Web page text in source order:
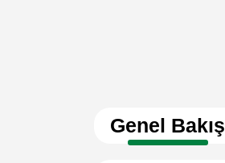
Genel Bakış